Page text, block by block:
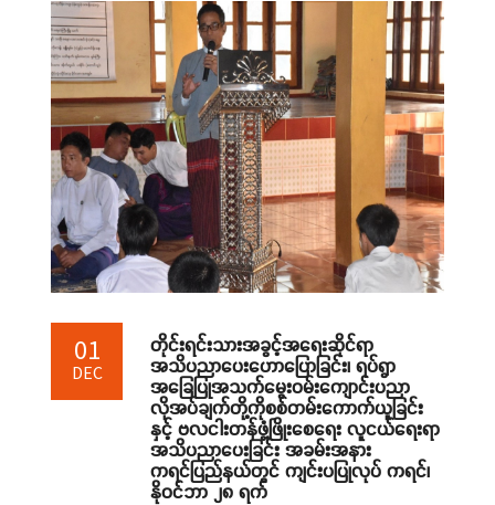
01
DEC
တိုင်းရင်းသားအခွင့်အရေးဆိုင်ရာ
အသိပညာပေးဟောပြောခြင်း၊ ရပ်ရွာ
အခြေပြုအသက်မွေးဝမ်းကျောင်းပညာ
လိုအပ်ချက်တို့ကိုစစ်တမ်းကောက်ယူခြင်း
နှင့် ဗလငါးတန်ဖွံ့ဖြိုးစေရေး လူငယ်ရေးရာ
အသိပညာပေးခြင်း အခမ်းအနား
ကရင်ပြည်နယ်တွင် ကျင်းပပြုလုပ် ကရင်၊
နိုဝင်ဘာ ၂၈ ရက်